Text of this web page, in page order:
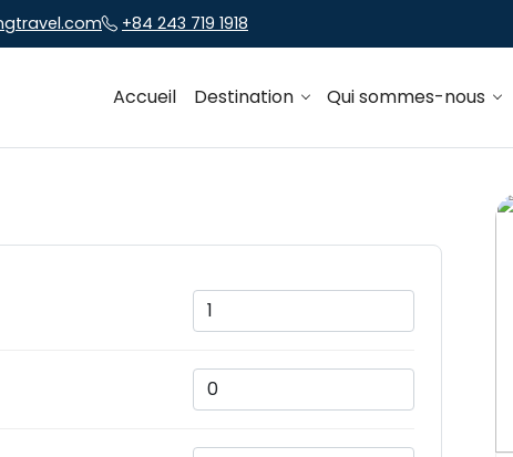
+84 243 719 1918
Accueil Destination Qui sommes-nous